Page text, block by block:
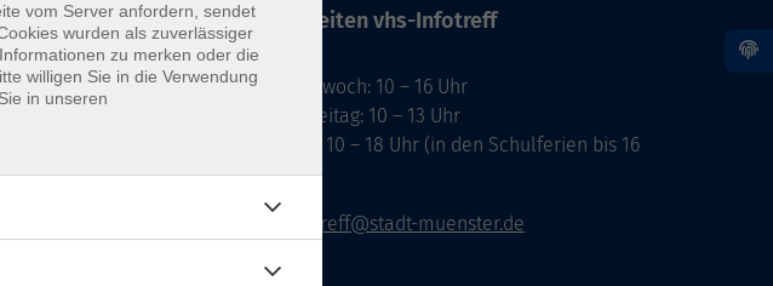
Öffnungszeiten vhs-Infotreff
Montag, Mittwoch: 10 – 16 Uhr
Dienstag, Freitag: 10 – 13 Uhr
Donnerstag: 10 – 18 Uhr (in den Schulferien bis 16
Uhr)
vhs-infotreff@stadt-muenster.de
vom Server anfordern, sendet
wurden als zuverlässiger
zu merken oder die
willigen Sie in die Verwendung
in unseren